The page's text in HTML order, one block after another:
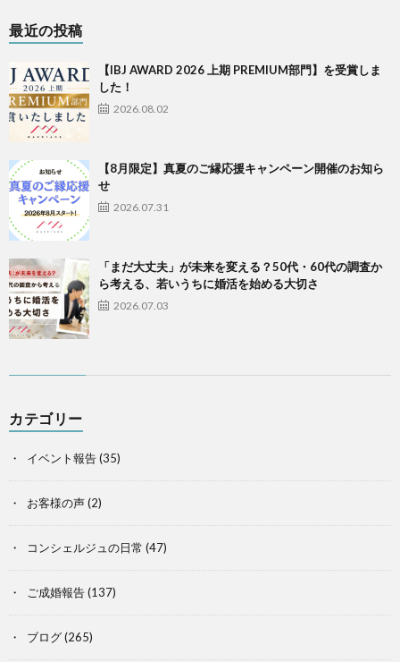
最近の投稿
【IBJ AWARD 2026 上期 PREMIUM部門】を受賞しま
した！
2026.08.02
【8月限定】真夏のご縁応援キャンペーン開催のお知ら
せ
2026.07.31
「まだ大丈夫」が未来を変える？50代・60代の調査か
ら考える、若いうちに婚活を始める大切さ
2026.07.03
カテゴリー
イベント報告(35)
お客様の声(2)
コンシェルジュの日常 (47)
ご成婚報告(137)
ブログ(265)